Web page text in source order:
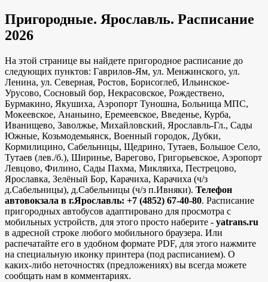
Пригородные. Ярославль. Расписание
2026
На этой странице вы найдете пригородное расписание до
следующих пунктов: Гаврилов-Ям, ул. Менжинского, ул.
Ленина, ул. Северная, Ростов, Борисоглеб, Ильинское-
Урусово, Сосновый бор, Некрасовское, Рождествено,
Бурмакино, Якушиха, Аэропорт Туношна, Больница МПС,
Мокеевское, Ананьино, Еремеевское, Введенье, Курба,
Иванищево, Заволжье, Михайловский, Ярославль-Гл., Сады
Южные, Козьмодемьянск, Военный городок, Дубки,
Кормилицино, Сабельницы, Щедрино, Тутаев, Большое Село,
Тутаев (лев./б.), Ширинье, Варегово, Григорьевское, Аэропорт
Левцово, Филино, Сады Пахма, Микляиха, Пестрецово,
Ярославка, Зелёный Бор, Карачиха, Карачиха (ч/з
д.Сабельницы), д.Сабельницы (ч/з п.Ивняки). Телефон
автовокзала в г.Ярославль: +7 (4852) 67-40-80. Расписание
пригородных автобусов адаптировано для просмотра с
мобильных устройств, для этого просто наберите - yatrans.ru
в адресной строке любого мобильного браузера. Или
распечатайте его в удобном формате PDF, для этого нажмите
на специальную иконку принтера (под расписанием). О
каких-либо неточностях (предложениях) вы всегда можете
сообщать нам в комментариях.